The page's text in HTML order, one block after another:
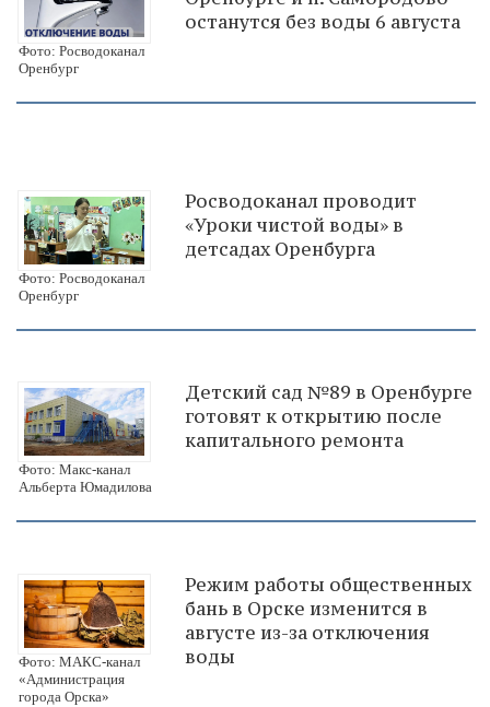
Фото: Росводоканал
Оренбург
останутся без воды 6 августа
Фото: Росводоканал
Оренбург
Росводоканал проводит
«Уроки чистой воды» в
детсадах Оренбурга
Фото: Макс-канал
Альберта Юмадилова
Детский сад №89 в Оренбурге
готовят к открытию после
капитального ремонта
Фото: МАКС-канал
«Администрация
города Орска»
Режим работы общественных
бань в Орске изменится в
августе из-за отключения
воды